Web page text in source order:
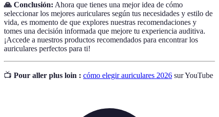
🙏 Conclusión: Ahora que tienes una mejor idea de cómo
seleccionar los mejores auriculares según tus necesidades y estilo de
vida, es momento de que explores nuestras recomendaciones y
tomes una decisión informada que mejore tu experiencia auditiva.
¡Accede a nuestros productos recomendados para encontrar los
auriculares perfectos para ti!
📺 Pour aller plus loin : cómo elegir auriculares 2026 sur YouTube